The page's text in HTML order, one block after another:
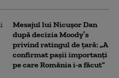
Mesajul lui Nicușor Dan
după decizia Moody’s
privind ratingul de țară: „A
confirmat pașii importanți
pe care România i-a făcut”